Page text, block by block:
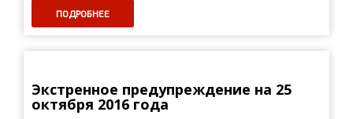
ПОДРОБНЕЕ
Экстренное предупреждение на 25
октября 2016 года